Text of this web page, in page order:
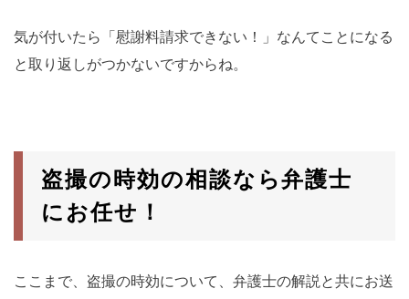
気が付いたら「慰謝料請求できない！」なんてことになる
と取り返しがつかないですからね。
盗撮の時効の相談なら弁護士
にお任せ！
ここまで、盗撮の時効について、弁護士の解説と共にお送